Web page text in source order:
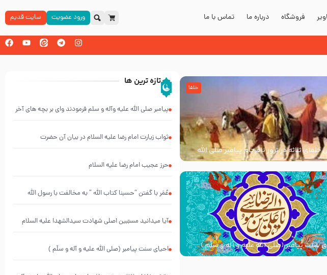
فروشگاه درباره ما تماس با ما ورود عضویت سایت قدیم
ثلاثه در ترور نافرجام پیامبر صلی الله
و آله و سلم
خلفا
سنت پیامبر (صلی الله علیه و آله و سلّم )
تازه ترین ها
پیامبر صلی الله علیه وآله و سلم فرمودند وای بر بچه های آخر
ثواب زیارت امام رضا علیه السلام در بیان آن حضرت
حرز عجیب امام رضا علیه السلام
عُمَر با گفتن “حسبنا كتاب اللّه ” به مخالفت با رسول اللّه
آیا میدانید مسبّبین اصلی شهادت سیدالشهدا علیه ‌السلام
احیای سنت پیامبر (صلی الله علیه و آله و سلّم )